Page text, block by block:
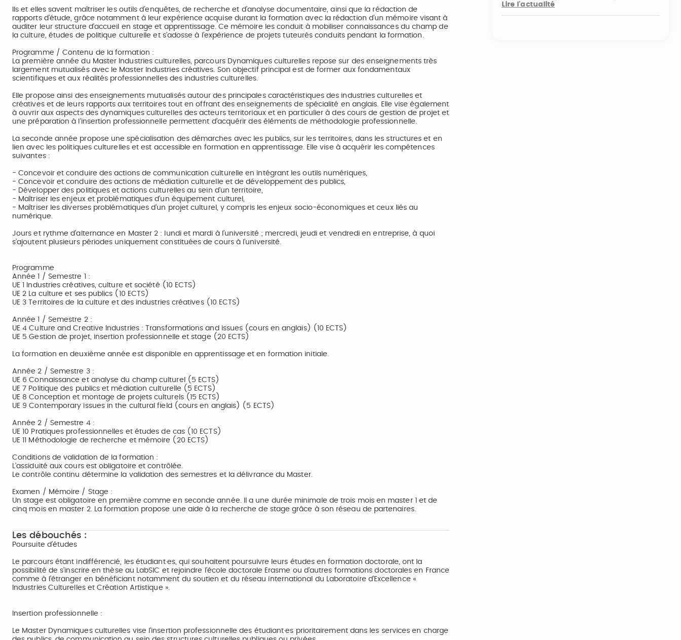
Ils et elles savent maîtriser les outils d’enquêtes, de recherche et d’analyse documentaire, ainsi que la rédaction de
rapports d’étude, grâce notamment à leur expérience acquise durant la formation avec la rédaction d’un mémoire visant à
auditer leur structure d’accueil en stage et apprentissage. Ce mémoire les conduit à mobiliser connaissances du champ de
la culture, études de politique culturelle et s’adosse à l’expérience de projets tuteurés conduits pendant la formation.
Programme / Contenu de la formation :
La première année du Master Industries culturelles, parcours Dynamiques culturelles repose sur des enseignements très
largement mutualisés avec le Master Industries créatives. Son objectif principal est de former aux fondamentaux
scientifiques et aux réalités professionnelles des industries culturelles.
Elle propose ainsi des enseignements mutualisés autour des principales caractéristiques des industries culturelles et
créatives et de leurs rapports aux territoires tout en offrant des enseignements de spécialité en anglais. Elle vise également
à ouvrir aux aspects des dynamiques culturelles des acteurs territoriaux et en particulier à des cours de gestion de projet et
une préparation à l’insertion professionnelle permettent d’acquérir des éléments de méthodologie professionnelle.
La seconde année propose une spécialisation des démarches avec les publics, sur les territoires, dans les structures et en
lien avec les politiques culturelles et est accessible en formation en apprentissage. Elle vise à acquérir les compétences
suivantes :
- Concevoir et conduire des actions de communication culturelle en intégrant les outils numériques,
- Concevoir et conduire des actions de médiation culturelle et de développement des publics,
- Développer des politiques et actions culturelles au sein d’un territoire,
- Maîtriser les enjeux et problématiques d’un équipement culturel,
- Maîtriser les diverses problématiques d’un projet culturel, y compris les enjeux socio-économiques et ceux liés au
numérique.
Jours et rythme d’alternance en Master 2 : lundi et mardi à l’université ; mercredi, jeudi et vendredi en entreprise, à quoi
s’ajoutent plusieurs périodes uniquement constituées de cours à l’université.
Programme
Année 1 / Semestre 1 :
UE 1 Industries créatives, culture et société (10 ECTS)
UE 2 La culture et ses publics (10 ECTS)
UE 3 Territoires de la culture et des industries créatives (10 ECTS)
Année 1 / Semestre 2 :
UE 4 Culture and Creative Industries : Transformations and issues (cours en anglais) (10 ECTS)
UE 5 Gestion de projet, insertion professionnelle et stage (20 ECTS)
La formation en deuxième année est disponible en apprentissage et en formation initiale.
Année 2 / Semestre 3 :
UE 6 Connaissance et analyse du champ culturel (5 ECTS)
UE 7 Politique des publics et médiation culturelle (5 ECTS)
UE 8 Conception et montage de projets culturels (15 ECTS)
UE 9 Contemporary issues in the cultural field (cours en anglais) (5 ECTS)
Année 2 / Semestre 4 :
UE 10 Pratiques professionnelles et études de cas (10 ECTS)
UE 11 Méthodologie de recherche et mémoire (20 ECTS)
Conditions de validation de la formation :
L’assiduité aux cours est obligatoire et contrôlée.
Le contrôle continu détermine la validation des semestres et la délivrance du Master.
Examen / Mémoire / Stage :
Un stage est obligatoire en première comme en seconde année. Il a une durée minimale de trois mois en master 1 et de
cinq mois en master 2. La formation propose une aide à la recherche de stage grâce à son réseau de partenaires.
Les débouchés :
Poursuite d’études
Le parcours étant indifférencié, les étudiant·es, qui souhaitent poursuivre leurs études en formation doctorale, ont la
possibilité de s’inscrire en thèse au LabSIC et rejoindre l’école doctorale Erasme ou d’autres formations doctorales en France
comme à l’étranger en bénéficiant notamment du soutien et du réseau international du Laboratoire d’Excellence «
Industries Culturelles et Création Artistique ».
Insertion professionnelle :
Le Master Dynamiques culturelles vise l’insertion professionnelle des étudiant·es prioritairement dans les services en charge
Lire l'actualité